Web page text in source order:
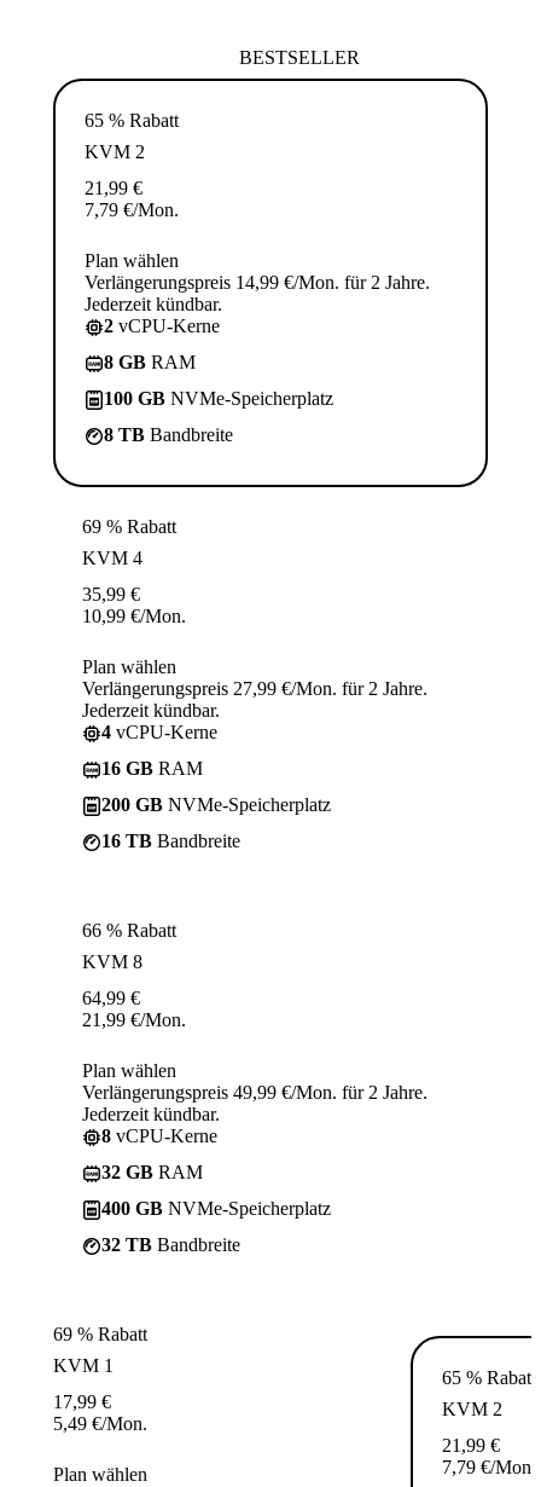
BESTSELLER
65 % Rabatt
KVM 2
21,99 €
7,79 €/Mon.
Plan wählen
Verlängerungspreis 14,99 €/Mon. für 2 Jahre.
Jederzeit kündbar.
2 vCPU-Kerne
8 GB RAM
100 GB NVMe-Speicherplatz
8 TB Bandbreite
69 % Rabatt
KVM 4
35,99 €
10,99 €/Mon.
Plan wählen
Verlängerungspreis 27,99 €/Mon. für 2 Jahre.
Jederzeit kündbar.
4 vCPU-Kerne
16 GB RAM
200 GB NVMe-Speicherplatz
16 TB Bandbreite
66 % Rabatt
KVM 8
64,99 €
21,99 €/Mon.
Plan wählen
Verlängerungspreis 49,99 €/Mon. für 2 Jahre.
Jederzeit kündbar.
8 vCPU-Kerne
32 GB RAM
400 GB NVMe-Speicherplatz
32 TB Bandbreite
69 % Rabatt
KVM 1
17,99 €
5,49 €/Mon.
Plan wählen
65 % Rabatt
KVM 2
21,99 €
7,79 €/Mon.